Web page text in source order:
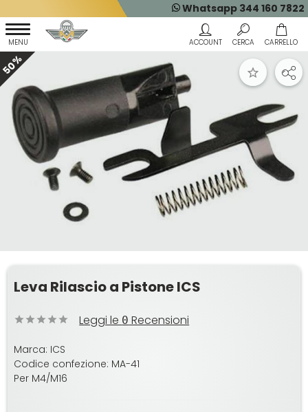
Whatsapp 344 160 7822
50%
Leva Rilascio a Pistone ICS
Leggi le 0 Recensioni
Marca: ICS
Codice confezione: MA-41
Per M4/M16